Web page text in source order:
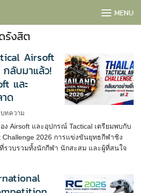
BOOK NOW
MENU
รังสิต
Airsoft
ลับมาแล้ว!
และ
ด
บทความ
Airsoft และอุปกรณ์ Tactical เตรียมพบกับ
Challenge 2026 การแข่งขันยุทธกีฬาชิง
รวบรวมทั้งนักกีฬา นักสะสม และผู้ที่สนใจ